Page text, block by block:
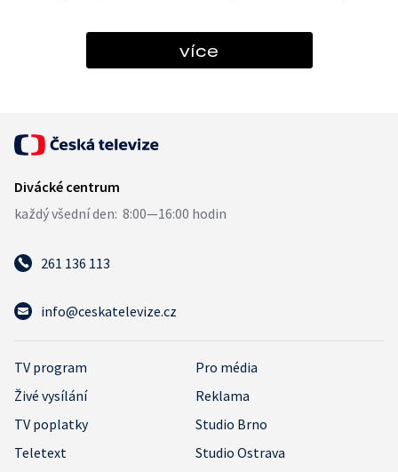
více
261 136 113
info@ceskatelevize.cz
TV program
Pro média
Živé vysílání
Reklama
TV poplatky
Studio Brno
Teletext
Studio Ostrava